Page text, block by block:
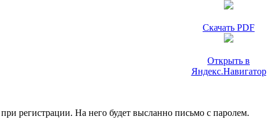
Скачать PDF
Открыть в
Яндекс.Навигатор
регистрации. На него будет высланно письмо с паролем.